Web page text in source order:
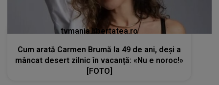
tvmania.libertatea.ro
Cum arată Carmen Brumă la 49 de ani, deși a
mâncat desert zilnic în vacanță: «Nu e noroc!»
[FOTO]